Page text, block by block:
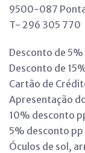
9500-087
T- 296 305 770
Desconto de
Desconto de
Cartão de
Apresentação
10% desconto
5% desconto
Óculos de sol,